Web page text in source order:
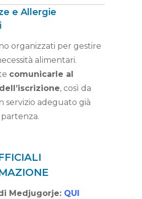
e Allergie
organizzati per gestire
alimentari.
comunicarle al
, così da
servizio adeguato già
Medjugorje: QUI